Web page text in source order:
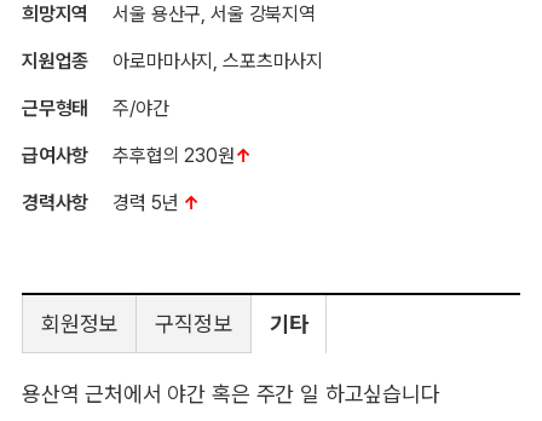
희망지역 서울 용산구, 서울 강북지역
지원업종 아로마마사지, 스포츠마사지
근무형태 주/야간
급여사항 추후협의 230원↑
경력사항 경력 5년 ↑
회원정보 구직정보 기타
용산역 근처에서 야간 혹은 주간 일 하고싶습니다